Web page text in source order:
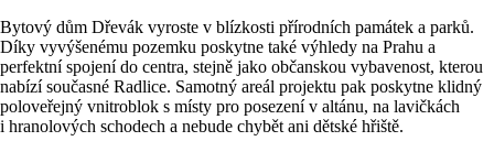
Bytový dům Dřevák vyroste v blízkosti přírodních památek a parků.
Díky vyvýšenému pozemku poskytne také výhledy na Prahu a
perfektní spojení do centra, stejně jako občanskou vybavenost, kterou
nabízí současné Radlice. Samotný areál projektu pak poskytne klidný
poloveřejný vnitroblok s místy pro posezení v altánu, na lavičkách
i hranolových schodech a nebude chybět ani dětské hřiště.